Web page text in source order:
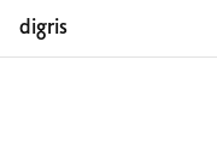
digris